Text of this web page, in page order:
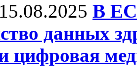
15.08.2025 В ЕС
данных
цифровая